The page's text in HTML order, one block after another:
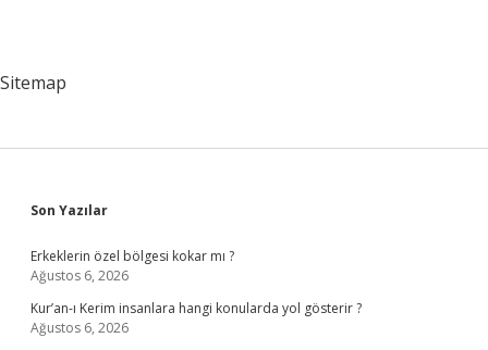
Sitemap
Sidebar
Son Yazılar
Erkeklerin özel bölgesi kokar mı ?
Ağustos 6, 2026
Kur’an-ı Kerim insanlara hangi konularda yol gösterir ?
Ağustos 6, 2026